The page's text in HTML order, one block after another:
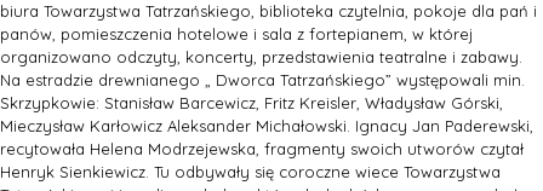
biura Towarzystwa Tatrzańskiego, biblioteka czytelnia, pokoje dla pań i
panów, pomieszczenia hotelowe i sala z fortepianem, w której
organizowano odczyty, koncerty, przedstawienia teatralne i zabawy.
Na estradzie drewnianego „ Dworca Tatrzańskiego” występowali min.
Skrzypkowie: Stanisław Barcewicz, Fritz Kreisler, Władysław Górski,
Mieczysław Karłowicz Aleksander Michałowski. Ignacy Jan Paderewski,
recytowała Helena Modrzejewska, fragmenty swoich utworów czytał
Henryk Sienkiewicz. Tu odbywały się coroczne wiece Towarzystwa